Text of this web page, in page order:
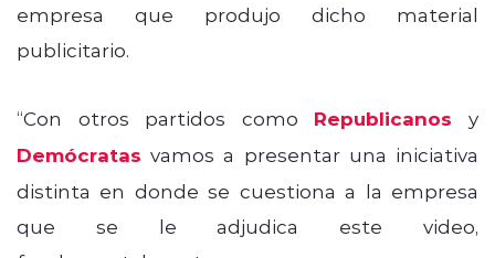
empresa que produjo dicho material
publicitario.
“Con otros partidos como Republicanos y
Demócratas vamos a presentar una iniciativa
distinta en donde se cuestiona a la empresa
que se le adjudica este video,